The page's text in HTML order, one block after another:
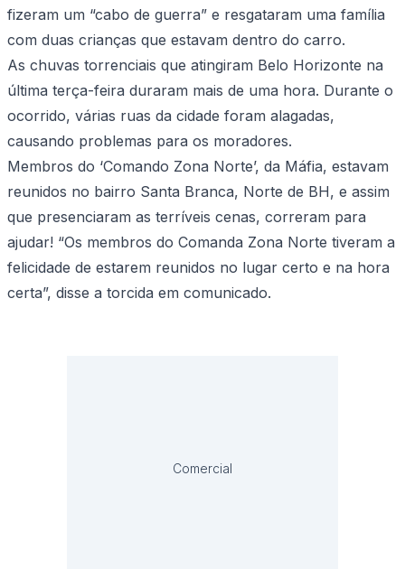
fizeram um “cabo de guerra” e resgataram uma família
com duas crianças que estavam dentro do carro.
As chuvas torrenciais que atingiram Belo Horizonte na
última terça-feira duraram mais de uma hora. Durante o
ocorrido, várias ruas da cidade foram alagadas,
causando problemas para os moradores.
Membros do ‘Comando Zona Norte’, da Máfia, estavam
reunidos no bairro Santa Branca, Norte de BH, e assim
que presenciaram as terríveis cenas, correram para
ajudar! “Os membros do Comanda Zona Norte tiveram a
felicidade de estarem reunidos no lugar certo e na hora
certa”, disse a torcida em comunicado.
Comercial